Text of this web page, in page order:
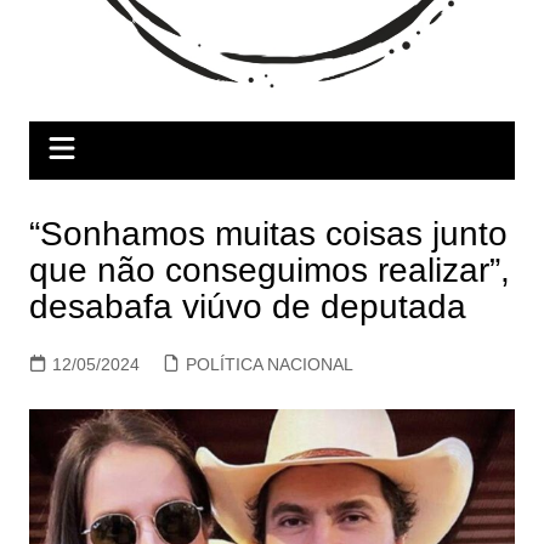
“Sonhamos muitas coisas junto
que não conseguimos realizar”,
desabafa viúvo de deputada
12/05/2024 POLÍTICA NACIONAL